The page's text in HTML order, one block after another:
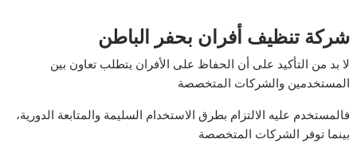
شركة تنظيف أفران بحفر الباطن
لا بد من التأكيد على أن الحفاظ على الأفران يتطلب تعاون بين
المستخدمين والشركات المتخصصة
فالمستخدم عليه الالتزام بطرق الاستخدام السليمة والمتابعة الدورية،
بينما توفر الشركات المتخصصة